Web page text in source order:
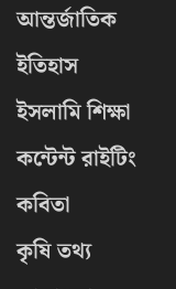
আন্তর্জাতিক
ইতিহাস
ইসলামি শিক্ষা
কন্টেন্ট রাইটিং
কবিতা
কৃষি তথ্য